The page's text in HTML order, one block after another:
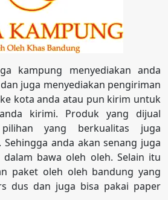
kampung menyediakan anda
juga menyediakan pengiriman
kota anda atau pun kirim untuk
kirimi. Produk yang dijual
yang berkualitas juga
Sehingga anda akan senang juga
bawa oleh oleh. Selain itu
paket oleh oleh bandung yang
dus dan juga bisa pakai paper